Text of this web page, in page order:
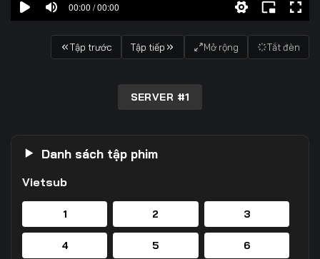
00:00 / 00:00
Tập trước Tập tiếp Mở rộng Tắt đèn
SERVER #1
Danh sách tập phim
Vietsub
1 2 3
4 5 6